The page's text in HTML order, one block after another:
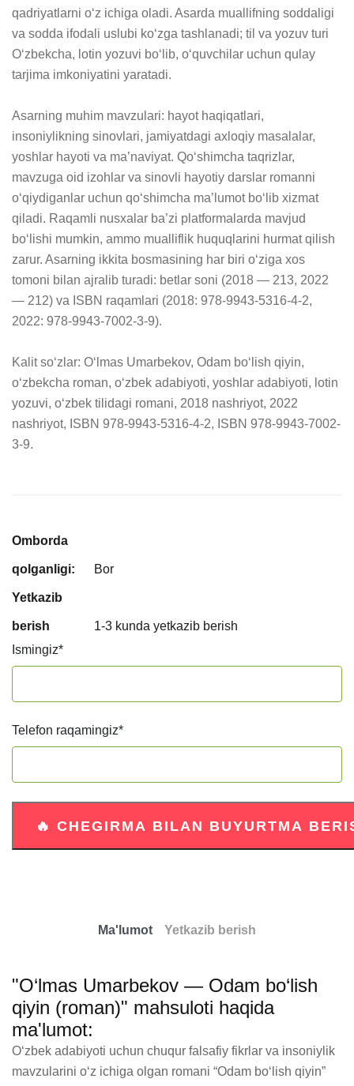
qadriyatlarni o‘z ichiga oladi. Asarda muallifning soddaligi
va sodda ifodali uslubi ko‘zga tashlanadi; til va yozuv turi
O‘zbekcha, lotin yozuvi bo‘lib, o‘quvchilar uchun qulay
tarjima imkoniyatini yaratadi.
Asarning muhim mavzulari: hayot haqiqatlari,
insoniylikning sinovlari, jamiyatdagi axloqiy masalalar,
yoshlar hayoti va ma’naviyat. Qo‘shimcha taqrizlar,
mavzuga oid izohlar va sinovli hayotiy darslar romanni
o‘qiydiganlar uchun qo‘shimcha ma’lumot bo‘lib xizmat
qiladi. Raqamli nusxalar ba’zi platformalarda mavjud
bo‘lishi mumkin, ammo mualliflik huquqlarini hurmat qilish
zarur. Asarning ikkita bosmasining har biri o‘ziga xos
tomoni bilan ajralib turadi: betlar soni (2018 — 213, 2022
— 212) va ISBN raqamlari (2018: 978-9943-5316-4-2,
2022: 978-9943-7002-3-9).
Kalit so‘zlar: O‘lmas Umarbekov, Odam bo‘lish qiyin,
o‘zbekcha roman, o‘zbek adabiyoti, yoshlar adabiyoti, lotin
yozuvi, o‘zbek tilidagi romani, 2018 nashriyot, 2022
nashriyot, ISBN 978-9943-5316-4-2, ISBN 978-9943-7002-
3-9.
Omborda
qolganligi: Bor
Yetkazib
berish
1-3 kunda yetkazib berish
Ismingiz*
Telefon raqamingiz*
Ma'lumot Yetkazib berish
"O‘lmas Umarbekov — Odam bo‘lish
qiyin (roman)" mahsuloti haqida
ma'lumot:
O‘zbek adabiyoti uchun chuqur falsafiy fikrlar va insoniylik
mavzularini o‘z ichiga olgan romani “Odam bo‘lish qiyin”